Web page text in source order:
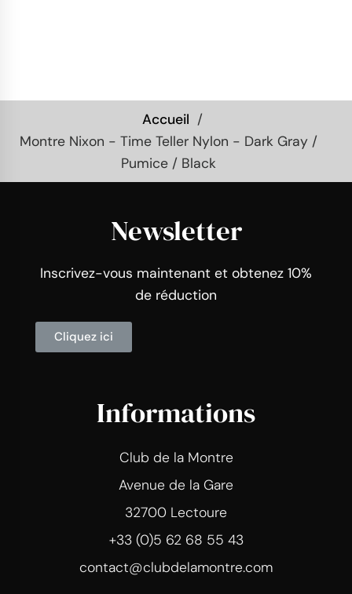
Accueil
Montre Nixon - Time Teller Nylon - Dark Gray /
Pumice / Black
Newsletter
Inscrivez-vous maintenant et obtenez 10%
de réduction
Cliquez ici
Informations
Club de la Montre
Avenue de la Gare
32700 Lectoure
+33 (0)5 62 68 55 43
contact@clubdelamontre.com